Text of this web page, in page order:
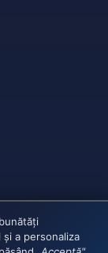
a personaliza